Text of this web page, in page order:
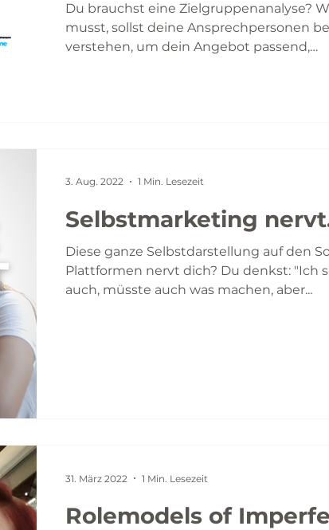
Du brauchst eine Zielgruppenanalyse?
musst, sollst deine Ansprechpersonen
verstehen, um dein Angebot passend,
Selbstmarketing
Diese ganze Selbstdarstellung auf den
Plattformen nervt dich? Du denkst: "Ich
auch, müsste auch was machen, aber...
3. Aug. 2022 1 Min. Lesezeit
Rolemodels of
31. März 2022 1 Min. Lesezeit